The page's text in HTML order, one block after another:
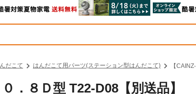
だこて はんだこて用パーツ(ステーション型はんだこて) 【
．８Ｄ型 T22-D08【別送品】